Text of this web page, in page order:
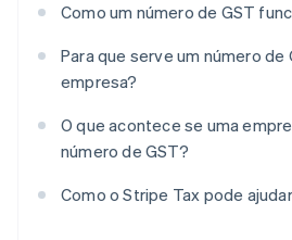
Como um número de GST
Para que serve um número de
empresa?
O que acontece se uma
número de GST?
Como o Stripe Tax pode ajudar